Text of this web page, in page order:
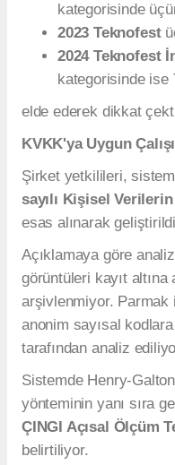
kategorisinde
2023 Teknofest
2024 Teknofest
kategorisinde ise
elde ederek dikkat
KVKK'ya Uygun
Şirket yetkilileri,
sayılı Kişisel
esas alınarak
Açıklamaya göre
görüntüleri kayıt altına
arşivlenmiyor. Parmak
anonim sayısal
tarafından analiz
Sistemde Henry-
yönteminin yanı sıra
ÇINGI Açısal Ölçüm
belirtiliyor.